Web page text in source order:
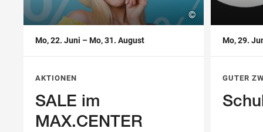
©
Mo, 22. Juni – Mo, 31. August
AKTIONEN
SALE im
MAX.CENTER
Mo, 29.
GUTER